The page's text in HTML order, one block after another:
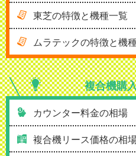
東芝の特徴と機種一覧
ムラテックの特徴と機
複合機購
カウンター料金の相場
複合機リース価格の相